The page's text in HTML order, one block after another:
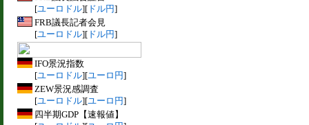
[ユーロドル][ ドル円]
FRB議長記者会見
[ユーロドル][ ドル円]
IFO景況指数
[ユーロドル][ユーロ円]
ZEW景況感調査
[ユーロドル][ユーロ円]
四半期GDP【速報値】